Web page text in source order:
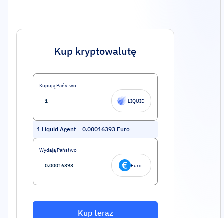
Kup kryptowalutę
Kupują Państwo
LIQUID
1 Liquid Agent = 0.00016393 Euro
Wydają Państwo
Euro
Kup teraz